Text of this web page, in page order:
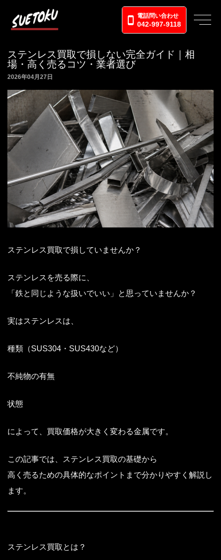
電話問い合わせ
042-997-9118
ステンレス買取で損しない完全ガイド｜相
場・高く売るコツ・業者選び
2026年04月27日
ステンレス買取で損していませんか？
ステンレスを売る際に、
「鉄と同じような扱いでいい」と思っていませんか？
実はステンレスは、
種類（SUS304・SUS430など）
不純物の有無
状態
によって、買取価格が大きく変わる金属です。
この記事では、ステンレス買取の基礎から
高く売るための具体的なポイントまで分かりやすく解説し
ます。
ステンレス買取とは？